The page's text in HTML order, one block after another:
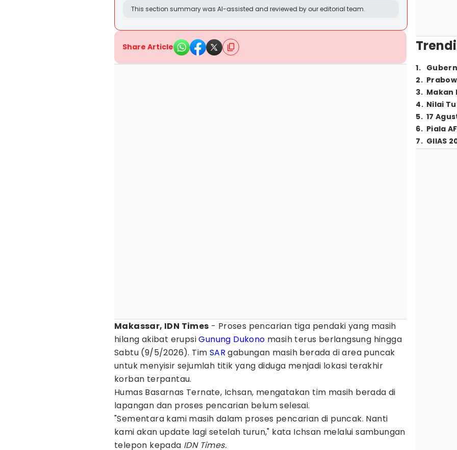
This section summary was AI-assisted and reviewed by our editorial team.
Share Article
Makassar, IDN Times - Proses pencarian tiga pendaki yang masih
hilang akibat erupsiGunung Dukono masih terus berlangsung hingga
Sabtu (9/5/2026). Tim SAR gabungan masih berada di area puncak
untuk menyisir sejumlah titik yang diduga menjadi lokasi terakhir
korban terpantau.
Humas Basarnas Ternate, Ichsan, mengatakan tim masih berada di
lapangan dan proses pencarian belum selesai.
"Sementara kami masih dalam proses pencarian di puncak. Nanti
kami akan update lagi setelah turun," kata Ichsan melalui sambungan
telepon kepada IDN Times.
1.
2.
3. Makan
4. Nilai
5. 17
6. Piala
7. GIIAS